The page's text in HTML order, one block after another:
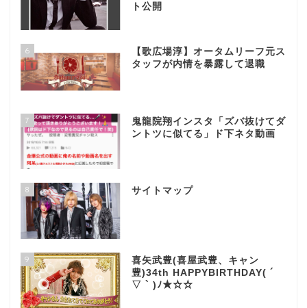
ト公開
6
【歌広場淳】オータムリーフ元ス
タッフが内情を暴露して退職
7
鬼龍院翔インスタ「ズバ抜けてダ
ントツに似てる」ド下ネタ動画
8 サイトマップ
9
喜矢武豊(喜屋武豊、キャン
豊)34th HAPPYBIRTHDAY( ´
▽ ` )ﾉ★☆☆